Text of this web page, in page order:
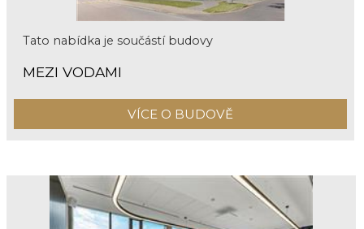
Tato nabídka je součástí budovy
MEZI VODAMI
VÍCE O BUDOVĚ